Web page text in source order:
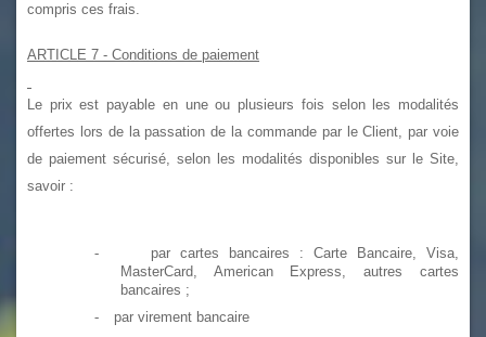
compris ces frais.
ARTICLE 7 - Conditions de paiement
Le prix est payable en une ou plusieurs fois selon les modalités
offertes lors de la passation de la commande par le Client, par voie
de paiement sécurisé, selon les modalités disponibles sur le Site,
savoir :
-
par cartes bancaires : Carte Bancaire, Visa,
MasterCard, American Express, autres cartes
bancaires ;
-
par virement bancaire